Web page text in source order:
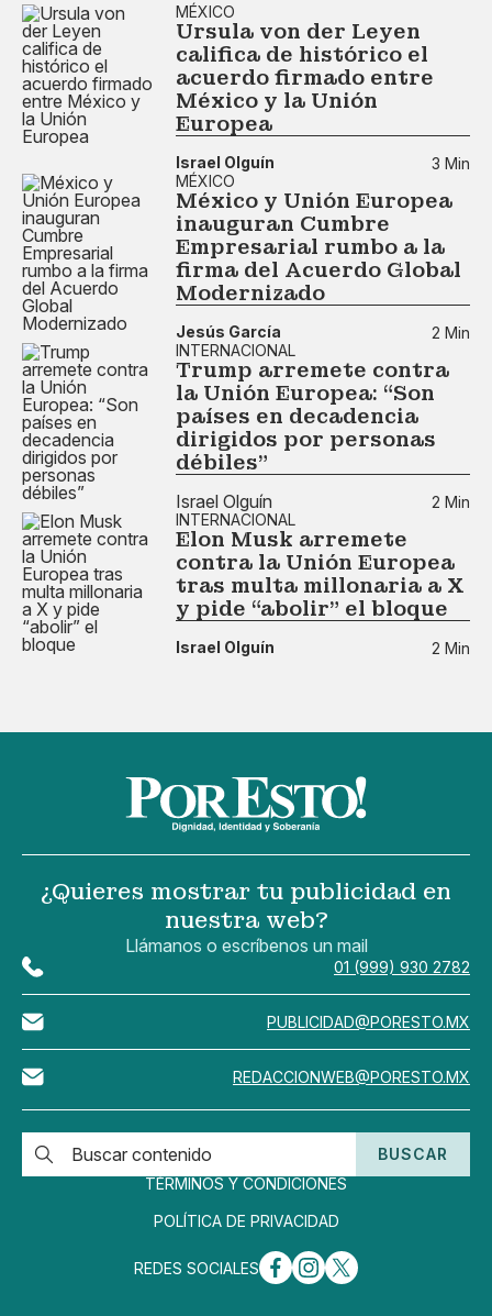
MÉXICO
Ursula von der Leyen
califica de histórico el
acuerdo firmado entre
México y la Unión
Europea
Israel Olguín
3 Min
MÉXICO
México y Unión Europea
inauguran Cumbre
Empresarial rumbo a la
firma del Acuerdo Global
Modernizado
Jesús García
2 Min
INTERNACIONAL
Trump arremete contra
la Unión Europea: “Son
países en decadencia
dirigidos por personas
débiles”
Israel Olguín
2 Min
INTERNACIONAL
Elon Musk arremete
contra la Unión Europea
tras multa millonaria a X
y pide “abolir” el bloque
Israel Olguín 2 Min
¿Quieres mostrar tu publicidad en
nuestra web?
Llámanos o escríbenos un mail
01 (999) 930 2782
PUBLICIDAD@PORESTO.MX
REDACCIONWEB@PORESTO.MX
BUSCAR
TÉRMINOS Y CONDICIONES
POLÍTICA DE PRIVACIDAD
REDES SOCIALES